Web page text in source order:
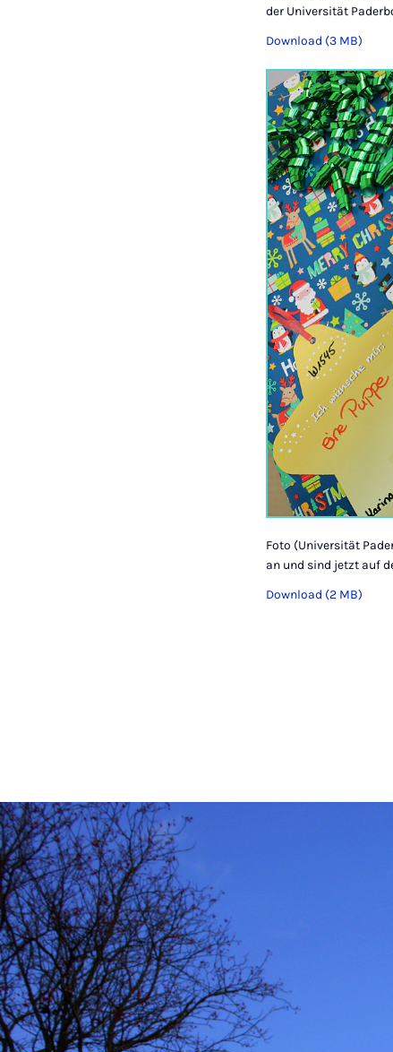
der Universität
Download (3 MB)
Foto (Universität
an und sind jetzt auf
Download (2 MB)